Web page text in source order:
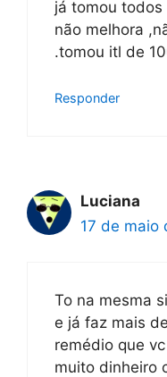
já tomou todos
não melhora
.tomou itl de
Responder
Luciana
17 de maio
To na mesma
e já faz mais
remédio que
muito dinheiro